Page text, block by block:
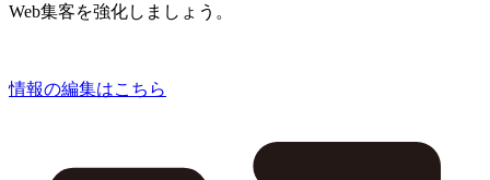
Web集客を強化しましょう。
情報の編集はこちら